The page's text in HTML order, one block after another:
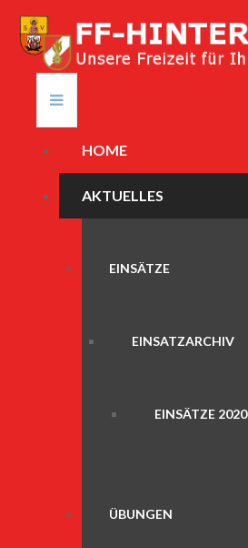
HOME
AKTUELLES
EINSÄTZE
EINSATZARCHIV
EINSÄTZE 2020
ÜBUNGEN